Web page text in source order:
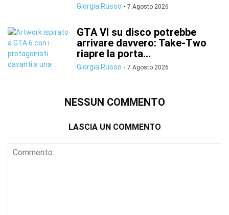
Giorgia Russo - 7 Agosto 2026
GTA VI su disco potrebbe
arrivare davvero: Take-Two
riapre la porta...
Giorgia Russo - 7 Agosto 2026
NESSUN COMMENTO
LASCIA UN COMMENTO